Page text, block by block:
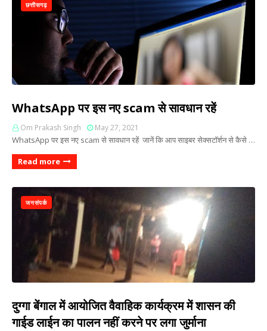
छत्तीसगढ़
WhatsApp पर इस नए scam से सावधान रहें
Om Prakash Singh May 27, 2021
WhatsApp पर इस नए scam से सावधान रहें जानें कि आप साइबर सेक्सटॉर्शन से कैसे …
Read more
जनसंपर्क
दुग्गा बेंगाल में आयोजित वैवाहिक कार्यक्रम में शासन की
गाईड लाईन का पालन नहीं करने पर लगा जुर्माना